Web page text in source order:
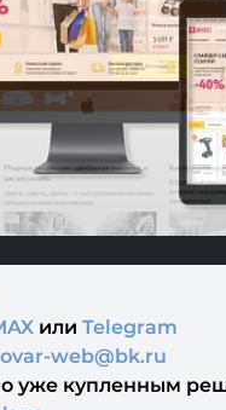
web@bk.ru
уже купленным